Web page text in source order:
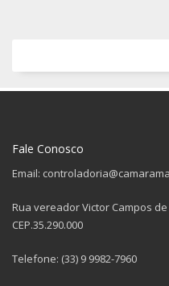
Fale Conosco
Email:
Rua vereador Victor Campos
CEP.35.290.000
Telefone: (33) 9 9982-7960